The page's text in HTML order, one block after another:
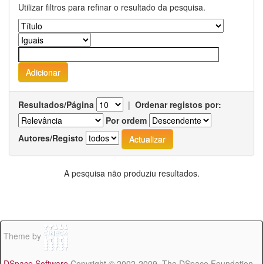
Utilizar filtros para refinar o resultado da pesquisa.
Resultados/Página | Ordenar registos por:
Por ordem
Autores/Registo
A pesquisa não produziu resultados.
Theme by